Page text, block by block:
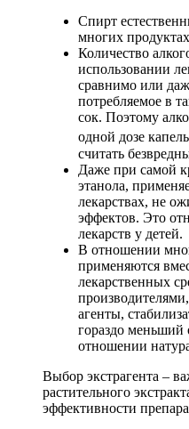
Спирт
многих
Количество
использовании
сравнимо или
потребляемое в
сок. Поэтому
одной дозе
считать
Даже при самой
этанола,
лекарствах, не
эффектов. Это
лекарств у детей.
В отношении
применяются
лекарственных
агенты,
гораздо
отношении
Выбор экстрагента –
растительного
эффективности